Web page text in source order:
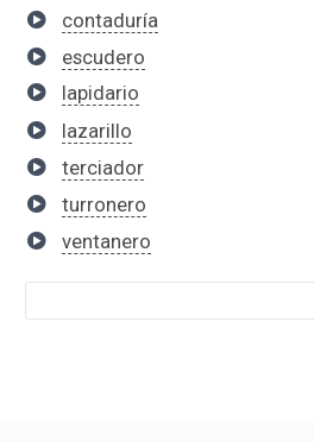
contaduría
escudero
lapidario
lazarillo
terciador
turronero
ventanero